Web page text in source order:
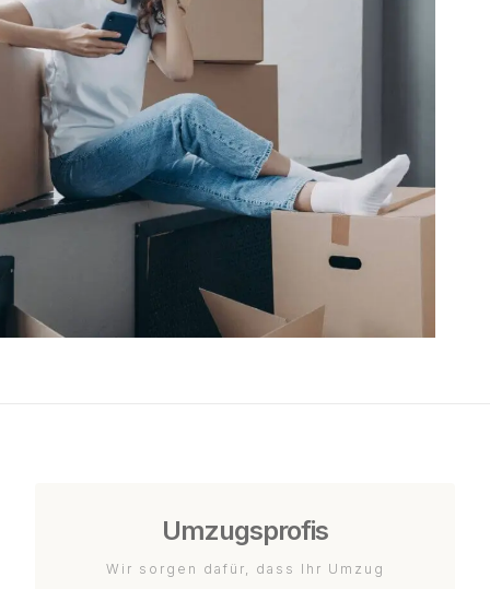
Umzugsprofis
Wir sorgen dafür, dass Ihr Umzug